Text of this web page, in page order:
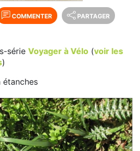
COMMENTER PARTAGER
série Voyager à Vélo (voir les
)
étanches